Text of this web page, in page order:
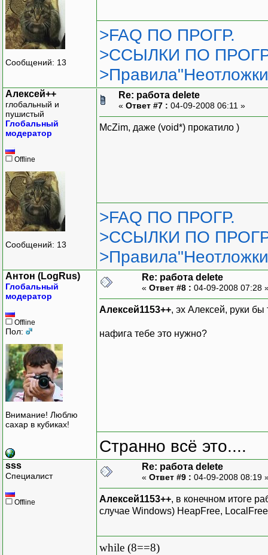
Сообщений: 13
>FAQ ПО ПРОГР.
>ССЫЛКИ ПО
Алексей++
глобальный и
пушистый
Глобальный
модератор
Offline
Сообщений: 13
Re: работа delete
« Ответ #7 : 04-09-2008 06:11 »
McZim, даже (void*) прокатило )
>FAQ ПО ПРОГР.
>ССЫЛКИ ПО
Антон (LogRus)
Глобальный
модератор
Offline
Пол:
Внимание! Люблю
сахар в кубиках!
Re: работа delete
« Ответ #8 : 04-09-2008 07:28
Алексей1153++, эх Алексей, руки
нафига тебе это нужно?
Странно всё это....
sss
Специалист
Offline
Re: работа delete
« Ответ #9 : 04-09-2008 08:19
Алексей1153++, в конечном итоге
случае Windows) HeapFree,
while (8==8)